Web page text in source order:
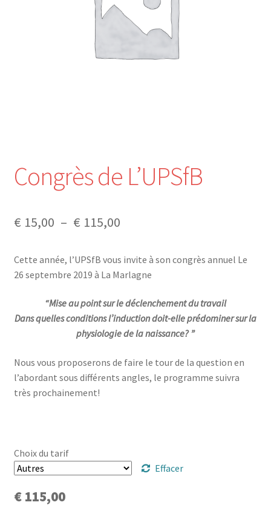
Formations 2026
Devenir Membre
Première Inscription
Renouvellement
Mes données UPSfB
Formations Externes
Formations Diplomantes
Congrès de L’UPSfB
€ 15,00 – € 115,00Plage
prix :
à
€ 115,00
Cette année, l’UPSfB vous invite à son congrès annuel Le
26 septembre 2019 à La Marlagne
“Mise au point sur le déclenchement du travail
Dans quelles conditions l’induction doit-elle prédominer sur la
physiologie de la naissance? ”
Nous vous proposerons de faire le tour de la question en
l’abordant sous différents angles, le programme suivra
très prochainement!
Choix du tarif
Effacer
€115,00